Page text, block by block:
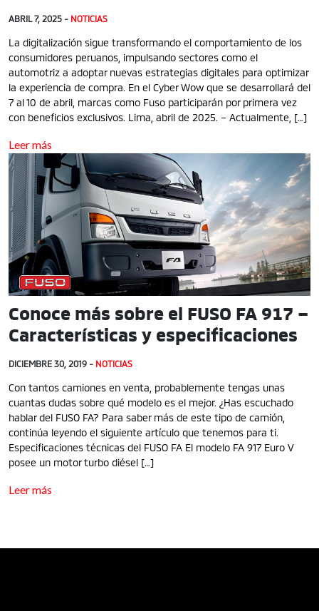
ABRIL 7, 2025 - NOTICIAS
La digitalización sigue transformando el comportamiento de los
consumidores peruanos, impulsando sectores como el
automotriz a adoptar nuevas estrategias digitales para optimizar
la experiencia de compra. En el Cyber Wow que se desarrollará del
7 al 10 de abril, marcas como Fuso participarán por primera vez
con beneficios exclusivos. Lima, abril de 2025. – Actualmente, […]
Leer más
Conoce más sobre el FUSO FA 917 –
Características y especificaciones
DICIEMBRE 30, 2019 - NOTICIAS
Con tantos camiones en venta, probablemente tengas unas
cuantas dudas sobre qué modelo es el mejor. ¿Has escuchado
hablar del FUSO FA? Para saber más de este tipo de camión,
continúa leyendo el siguiente artículo que tenemos para ti.
Especificaciones técnicas del FUSO FA El modelo FA 917 Euro V
posee un motor turbo diésel […]
Leer más